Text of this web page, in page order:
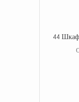
44 Шкаф